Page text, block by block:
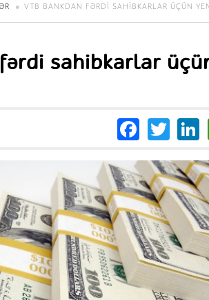
VTB BANKDAN FƏRDI SAHIBKARLAR ÜÇÜN
sahibkarlar